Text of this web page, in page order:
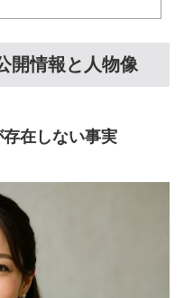
開情報と人物像
在しない事実